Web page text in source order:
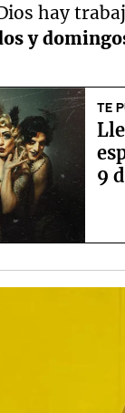
hay
y
TE
9